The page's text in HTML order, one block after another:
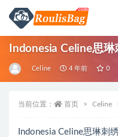
Indonesia Celine思
Celine 4 年前 0
当前位置： 首页 Celine
Indonesia Celine思琳刺